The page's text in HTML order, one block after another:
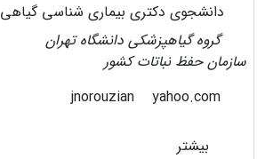
دانشجوی دکتری بیماری شناسی گیاهی
گروه گیاهپزشکی دانشگاه تهران
سازمان حفظ نباتات کشور
yahoo.com
بیشتر